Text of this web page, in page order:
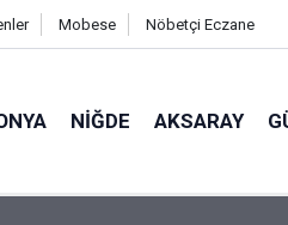
Mobese Nöbetçi Eczane
NIĞDE AKSARAY